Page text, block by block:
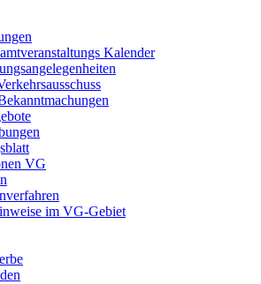
Kalender
VG
im VG-Gebiet